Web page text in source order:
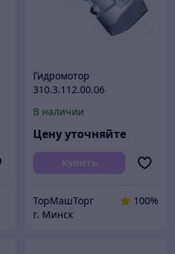
Гидромотор
310.3.112.00.06
В наличии
Цену уточняйте
Купить
ТорМашТорг
100%
г. Минск